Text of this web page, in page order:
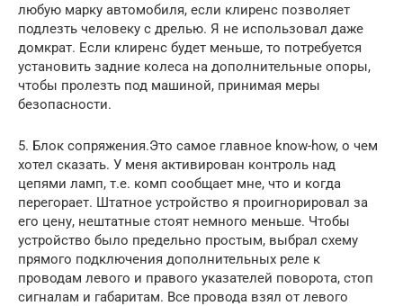
любую марку автомобиля, если клиренс позволяет
подлезть человеку с дрелью. Я не использовал даже
домкрат. Если клиренс будет меньше, то потребуется
установить задние колеса на дополнительные опоры,
чтобы пролезть под машиной, принимая меры
безопасности.
5. Блок сопряжения.Это самое главное know-how, о чем
хотел сказать. У меня активирован контроль над
цепями ламп, т.е. комп сообщает мне, что и когда
перегорает. Штатное устройство я проигнорировал за
его цену, нештатные стоят немного меньше. Чтобы
устройство было предельно простым, выбрал схему
прямого подключения дополнительных реле к
проводам левого и правого указателей поворота, стоп
сигналам и габаритам. Все провода взял от левого